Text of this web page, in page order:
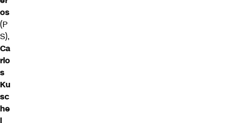
os
(P
S),
Ca
rlo
s
Ku
sc
he
l